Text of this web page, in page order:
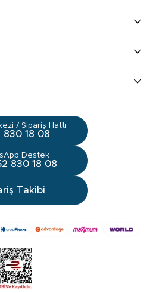
/ Sipariş Hattı
830 18 08
Destek
830 18 08
Takibi